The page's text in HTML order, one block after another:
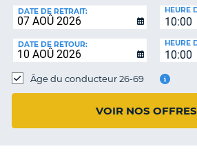
LANGUE
DE
RESTITUTION:
DATE DE RETRAIT:
10:00
HEURE
DATE DE RETOUR:
10:00
HEURE
Âge du conducteur 26-69
VOIR NOS OFFRES